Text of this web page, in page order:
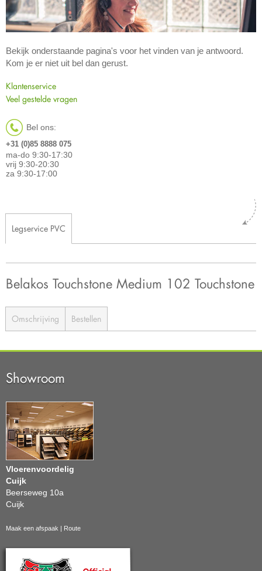
Bekijk onderstaande pagina's voor het vinden van je antwoord.
Kom je er niet uit bel dan gerust.
Klantenservice
Veel gestelde vragen
Bel ons:
+31 (0)85 8888 075
ma-do 9:30-17:30
vrij 9:30-20:30
za 9:30-17:00
Legservice PVC
Belakos Touchstone Medium 102 Touchstone
Omschrijving Bestellen
Showroom
Vloerenvoordelig
Cuijk
Beerseweg 10a
Cuijk
Maak een afspaak | Route